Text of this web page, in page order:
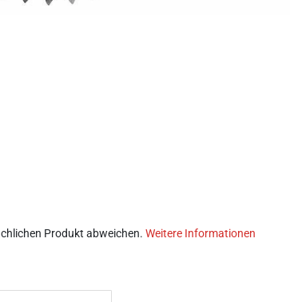
Produkt abweichen. Weitere Informationen